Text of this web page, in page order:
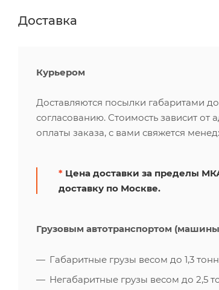
Доставка
Курьером
Доставляются посылки габаритами
согласованию. Стоимость зависит от
оплаты заказа, с вами свяжется
* Цена доставки за пределы
доставку по Москве.
Грузовым автотранспортом (машины
Габаритные грузы весом до 1,3
Негабаритные грузы весом до 2,5